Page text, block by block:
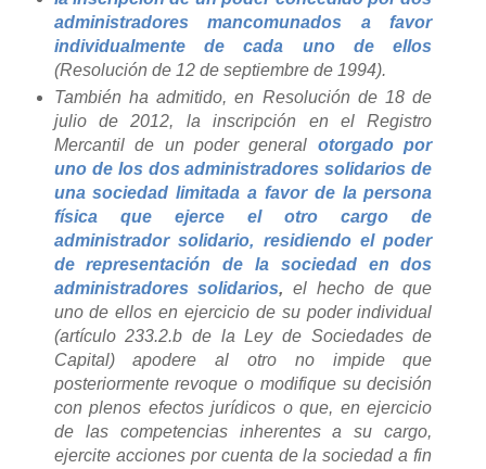
administradores mancomunados a favor
individualmente de cada uno de ellos
(Resolución de 12 de septiembre de 1994).
También ha admitido, en Resolución de 18 de
julio de 2012, la inscripción en el Registro
Mercantil de un poder general otorgado por
uno de los dos administradores solidarios de
una sociedad limitada a favor de la persona
física que ejerce el otro cargo de
administrador solidario, residiendo el poder
de representación de la sociedad en dos
administradores solidarios, el hecho de que
uno de ellos en ejercicio de su poder individual
(artículo 233.2.b de la Ley de Sociedades de
Capital) apodere al otro no impide que
posteriormente revoque o modifique su decisión
con plenos efectos jurídicos o que, en ejercicio
de las competencias inherentes a su cargo,
ejercite acciones por cuenta de la sociedad a fin